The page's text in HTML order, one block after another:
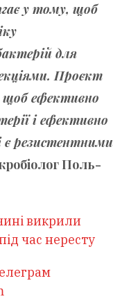
у тому, щоб
для
Проєкт
ефективно
і ефективно
є резистентними
Поль-
викрили
час нересту